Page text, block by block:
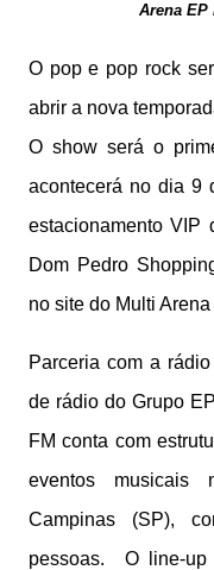
Arena EP
O pop e pop rock
abrir a nova
O show será o
acontecerá no dia 9
estacionamento VIP
Dom Pedro
no site do Multi Arena
Parceria com a
de rádio do Grupo
FM conta com
eventos musicais
Campinas (SP),
pessoas. O line-